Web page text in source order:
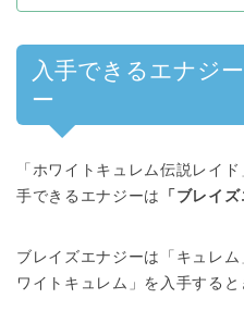
入手できるエナジ
ー
「ホワイトキュレム伝説レイ
手できるエナジーは
「ブレイ
ブレイズエナジーは「キュレ
ワイトキュレム」を入手すると